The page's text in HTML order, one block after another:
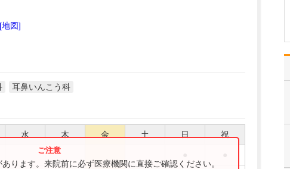
[地図]
耳鼻いんこう科
水 木 金 土 日 祝
ります。来院前に必ず医療機関に直接ご確認ください。